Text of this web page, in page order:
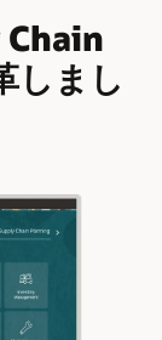
しまし